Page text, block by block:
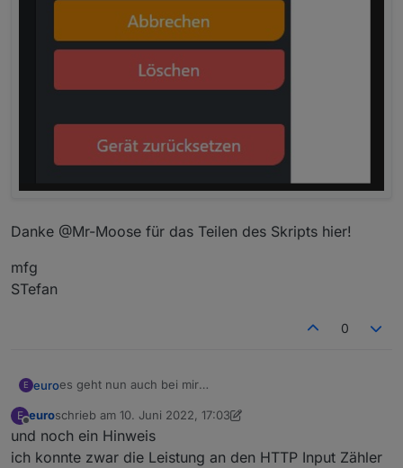
Danke @Mr-Moose für das Teilen des Skripts hier!
mfg
STefan
0
E euroes geht nun auch bei mir
bezüglich ZählerID hätte (mir) geholfen
es ist diese hier wenn man den Zähler öffnet (M4 bei mir)
und statt Zählertest legt man einfach den HTTPInput
Zähler in der cfos an, Feld für Adresse kann leer bleiben,
der Zähler nimmt von allen Sendern Werte an (AUth halt)
E
Offline
euroschrieb am 10. Juni 2022, 17:03
zuletzt editiert von euro6. Okt. 2022, 19:20
und noch ein Hinweis
ich konnte zwar die Leistung an den HTTP Input Zähler